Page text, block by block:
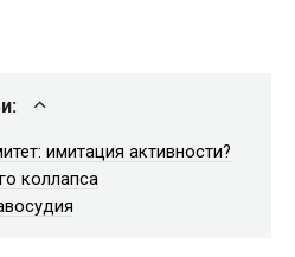
имитация активности?
коллапса